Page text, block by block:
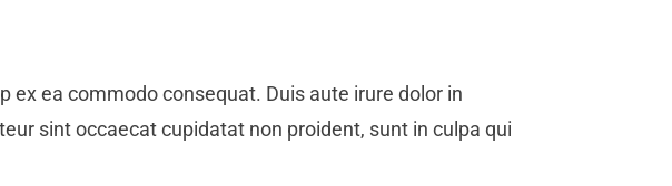
ea commodo consequat. Duis aute irure dolor in
sint occaecat cupidatat non proident, sunt in culpa qui